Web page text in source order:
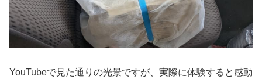
YouTubeで見た通りの光景ですが、実際に体験すると感動